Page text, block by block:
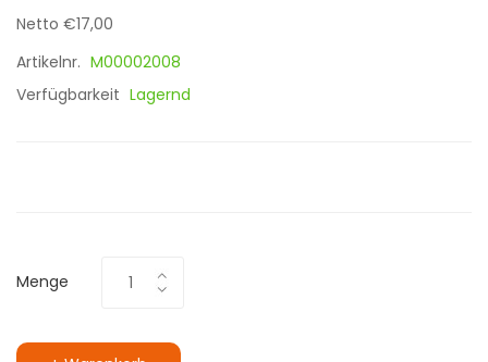
Netto €17,00
Artikelnr. M00002008
Verfügbarkeit Lagernd
Menge